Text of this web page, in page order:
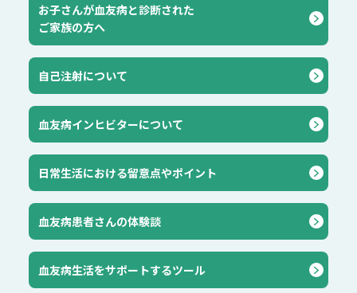
お子さんが血友病と診断された
ご家族の方へ
自己注射について
血友病インヒビターについて
⽇常⽣活における留意点やポイント
血友病患者さんの体験談
血友病生活をサポートするツール